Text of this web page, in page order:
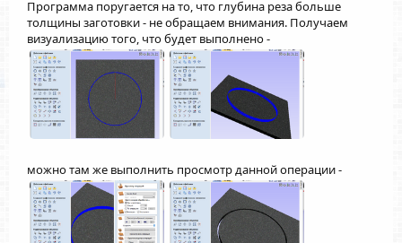
Программа поругается на то, что глубина реза больше
толщины заготовки - не обращаем внимания. Получаем
визуализацию того, что будет выполнено -
можно там же выполнить просмотр данной операции -